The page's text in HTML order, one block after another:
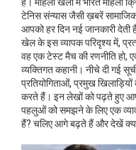
टेनिस संन्यास जैसी ख़बरें सामाजिक
आपको हर दिन नई जानकारी
खेल के इस व्यापक परिदृश्य में,
वह एक टेस्ट मैच की रणनीति हो,
व्यक्तिगत कहानी। नीचे दी गई
प्रतियोगिताओं, प्रमुख
करते हैं। इन लेखों को पढ़ते हुए
पहलुओं को समझने के लिए एक
हैं? चलिए आगे बढ़ते हैं और देखें